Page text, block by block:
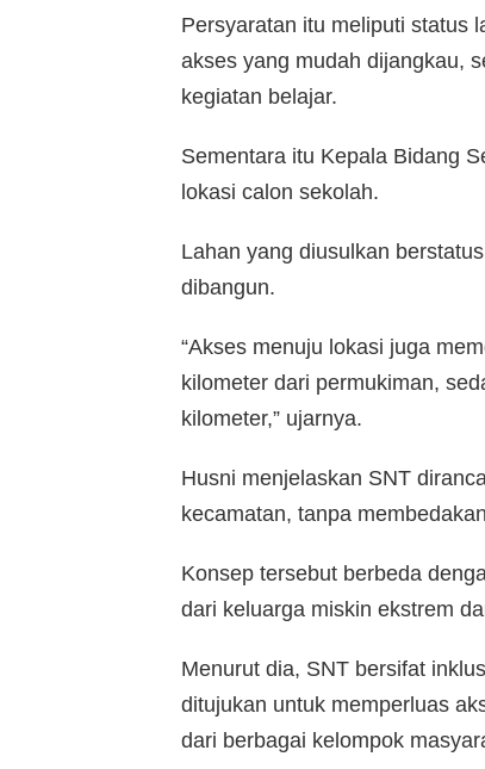
Persyaratan itu meliputi status
akses yang mudah dijangkau,
kegiatan belajar.
Sementara itu Kepala Bidang
lokasi calon sekolah.
Lahan yang diusulkan
dibangun.
“Akses menuju lokasi juga
kilometer dari permukiman,
kilometer,” ujarnya.
Husni menjelaskan SNT
kecamatan, tanpa
Konsep tersebut berbeda
dari keluarga miskin ekstrem
Menurut dia, SNT bersifat
ditujukan untuk memperluas
dari berbagai kelompok